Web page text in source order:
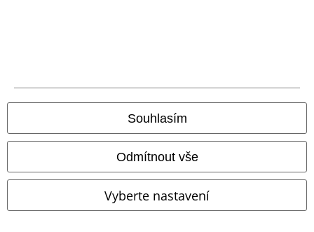
Souhlasím
Odmítnout vše
Vyberte nastavení
A Warner Music Group Company